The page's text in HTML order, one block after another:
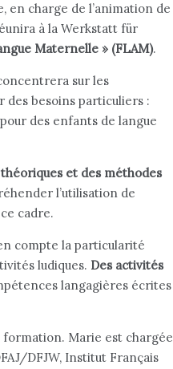
en charge de l’animation de
à la Werkstatt für
Maternelle » (FLAM).
sur les
besoins particuliers :
des enfants de langue
et des méthodes
l’utilisation de
cadre.
compte la particularité
ludiques. Des activités
langagières écrites
formation. Marie est chargée
DFJW, Institut Français